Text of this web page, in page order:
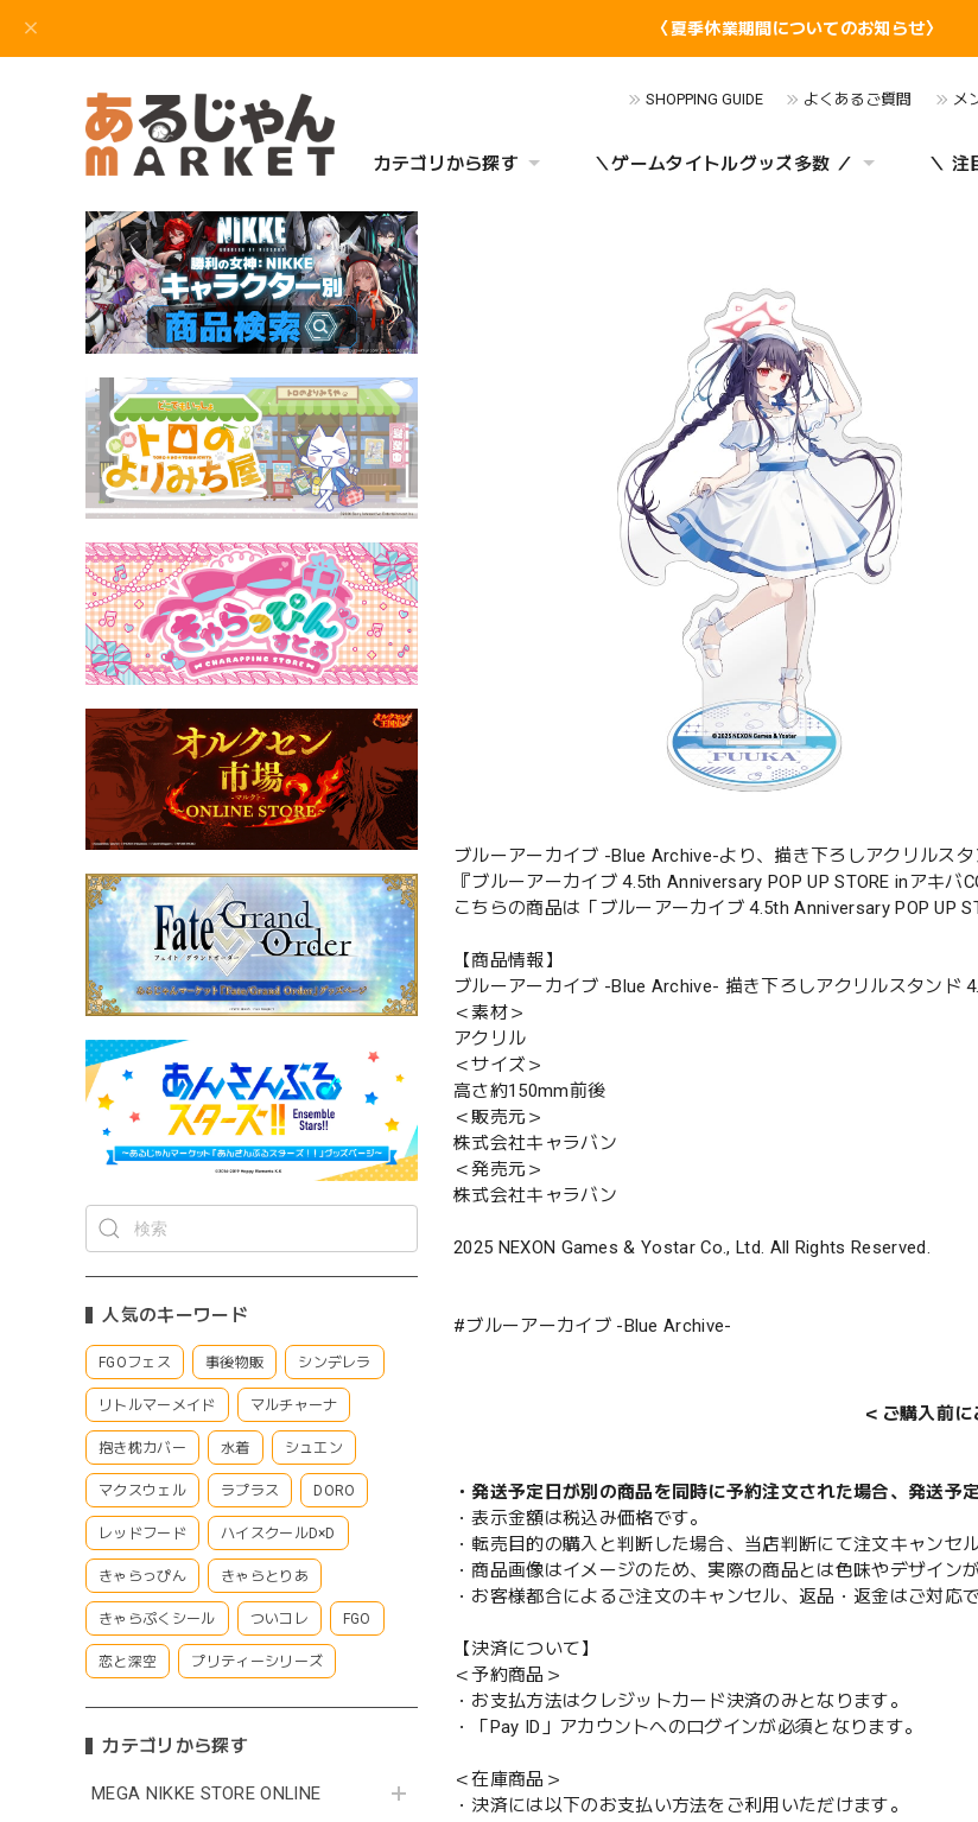
〈夏季休業期間についてのお知らせ〉
SHOPPING GUIDE よくあるご質問 メ
カテゴリから探す ＼ゲームタイトルグッズ多数 ／ ＼ 注
人気のキーワード
FGOフェス 事後物販 シンデレラ
リトルマーメイド マルチャーナ
抱き枕カバー 水着 シュエン
マクスウェル ラプラス DORO
レッドフード ハイスクールD×D
きゃらっぴん きゃらとりあ
きゃらぷくシール ついコレ FGO
恋と深空 プリティーシリーズ
カテゴリから探す
MEGA NIKKE STORE ONLINE
ブルーアーカイブ -Blue Archive-より、描き下ろしアクリルスタ
『ブルーアーカイブ 4.5th Anniversary POP UP STORE inアキ
こちらの商品は「ブルーアーカイブ 4.5th Anniversary POP UP
【商品情報】
ブルーアーカイブ -Blue Archive- 描き下ろしアクリルスタンド
＜素材＞
アクリル
＜サイズ＞
高さ約150mm前後
＜販売元＞
株式会社キャラバン
＜発売元＞
株式会社キャラバン
2025 NEXON Games & Yostar Co., Ltd. All Rights Reserved.
#ブルーアーカイブ -Blue Archive-
＜ご購入前に
・発送予定日が別の商品を同時に予約注文された場合、発送予
・表示金額は税込み価格です。
・転売目的の購入と判断した場合、当店判断にて注文キャンセ
・商品画像はイメージのため、実際の商品とは色味やデザイン
・お客様都合によるご注文のキャンセル、返品・返金はご対応
【決済について】
＜予約商品＞
・お支払方法はクレジットカード決済のみとなります。
・「Pay ID」アカウントへのログインが必須となります。
＜在庫商品＞
・決済には以下のお支払い方法をご利用いただけます。